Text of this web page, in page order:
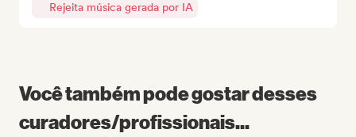
Rejeita música gerada por IA
Você também pode gostar desses
curadores/profissionais...